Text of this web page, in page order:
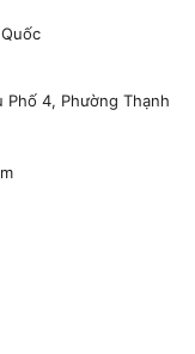
4, Phường Thạnh